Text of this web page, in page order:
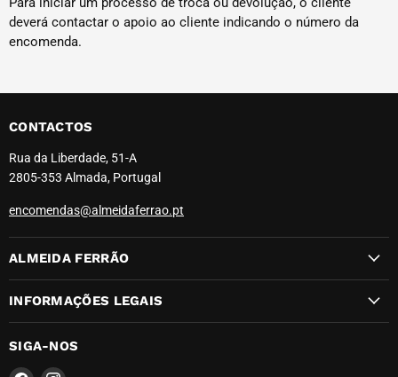
deverá contactar o apoio ao cliente indicando o número da
encomenda.
CONTACTOS
Rua da Liberdade, 51-A
2805-353 Almada, Portugal
encomendas@almeidaferrao.pt
ALMEIDA FERRÃO
INFORMAÇÕES LEGAIS
SIGA-NOS